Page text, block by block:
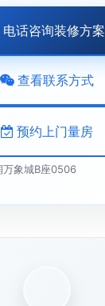
电话咨询装修方案
查看联系方式
预约上门量房
万象城B座0506